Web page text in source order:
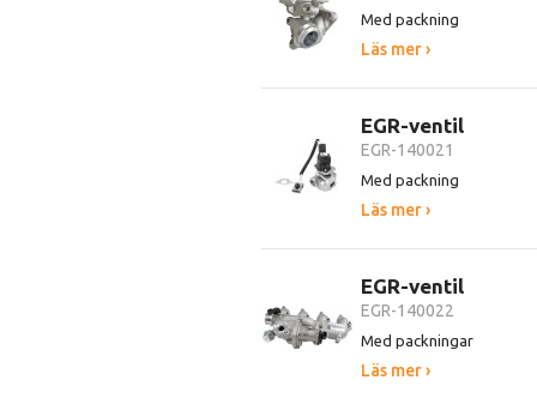
Med packning
Läs mer ›
EGR-ventil
EGR-140021
Med packning
Läs mer ›
EGR-ventil
EGR-140022
Med packningar
Läs mer ›